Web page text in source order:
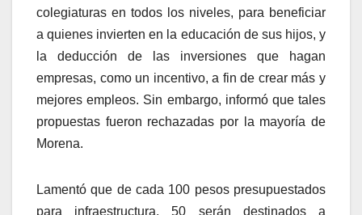
colegiaturas en todos los niveles, para beneficiar
a quienes invierten en la educación de sus hijos, y
la deducción de las inversiones que hagan
empresas, como un incentivo, a fin de crear más y
mejores empleos. Sin embargo, informó que tales
propuestas fueron rechazadas por la mayoría de
Morena.
Lamentó que de cada 100 pesos presupuestados
para infraestructura, 50 serán destinados a